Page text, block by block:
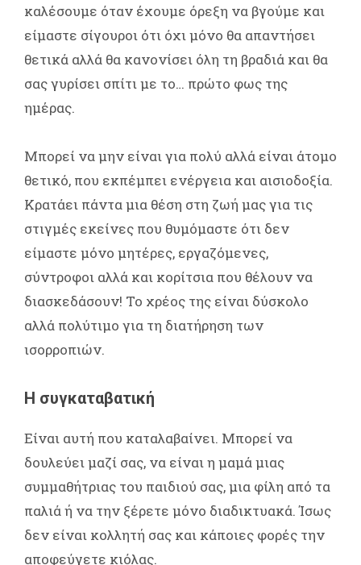
καλέσουμε όταν έχουμε όρεξη να βγούμε και
είμαστε σίγουροι ότι όχι μόνο θα απαντήσει
θετικά αλλά θα κανονίσει όλη τη βραδιά και θα
σας γυρίσει σπίτι με το… πρώτο φως της
ημέρας.
Μπορεί να μην είναι για πολύ αλλά είναι άτομο
θετικό, που εκπέμπει ενέργεια και αισιοδοξία.
Κρατάει πάντα μια θέση στη ζωή μας για τις
στιγμές εκείνες που θυμόμαστε ότι δεν
είμαστε μόνο μητέρες, εργαζόμενες,
σύντροφοι αλλά και κορίτσια που θέλουν να
διασκεδάσουν! Το χρέος της είναι δύσκολο
αλλά πολύτιμο για τη διατήρηση των
ισορροπιών.
Η συγκαταβατική
Είναι αυτή που καταλαβαίνει. Μπορεί να
δουλεύει μαζί σας, να είναι η μαμά μιας
συμμαθήτριας του παιδιού σας, μια φίλη από τα
παλιά ή να την ξέρετε μόνο διαδικτυακά. Ίσως
δεν είναι κολλητή σας και κάποιες φορές την
αποφεύγετε κιόλας.